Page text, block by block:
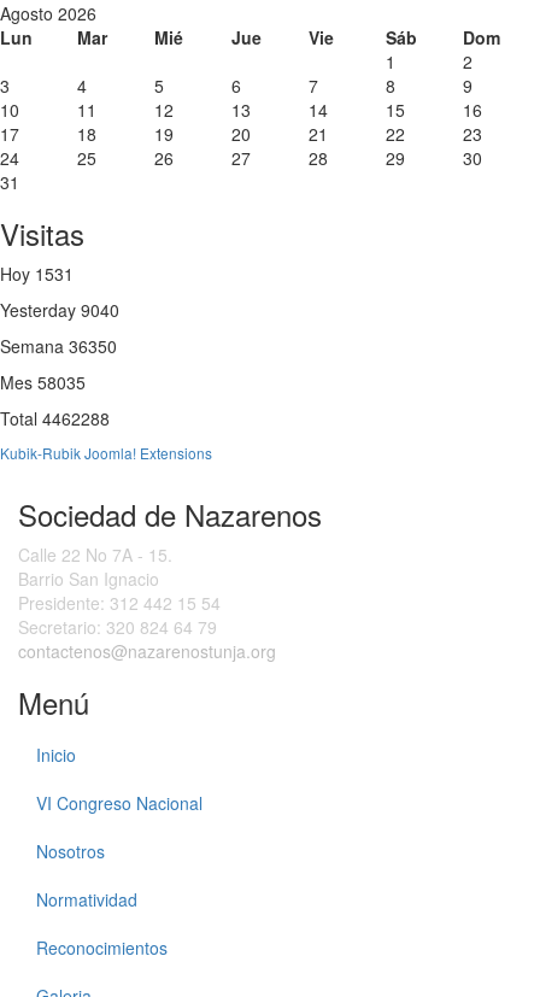
Agosto 2026
Lun
Mar Mié Jue Vie Sáb
Dom
1
2
3
4 5 6 7 8
9
10
11 12 13 14 15
16
17
18 19 20 21 22
23
24
25 26 27 28 29
30
31
Visitas
Hoy 1531
Yesterday 9040
Semana 36350
Mes 58035
Total 4462288
Kubik-Rubik Joomla! Extensions
Sociedad de Nazarenos
Calle 22 No 7A - 15.
Barrio San Ignacio
Presidente: 312 442 15 54
Secretario: 320 824 64 79
contactenos@nazarenostunja.org
Menú
Inicio
VI Congreso Nacional
Nosotros
Normatividad
Reconocimientos